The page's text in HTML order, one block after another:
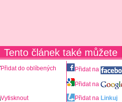
Tento článek také můžete
Přidat do oblíbených Přidat na
Přidat na
Vytisknout
Přidat na Linkuj